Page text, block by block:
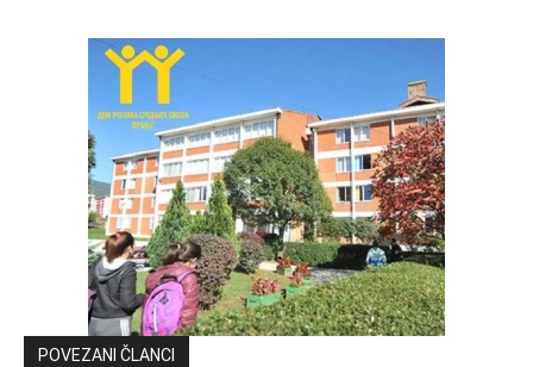
POVEZANI ČLANCI